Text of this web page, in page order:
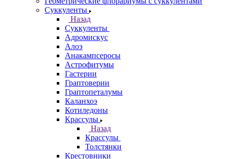
Суккуленты
Назад
Суккуленты
Адромискус
Алоэ
Анакампсеросы
Астрофитумы
Гастерии
Граптоверии
Граптопеталумы
Каланхоэ
Котиледоны
Крассулы
Назад
Крассулы
Толстянки
Крестовники